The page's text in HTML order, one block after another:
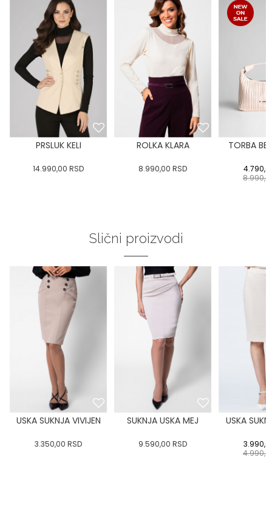
PRSLUK KELI
14.990,00 RSD
ROLKA KLARA
8.990,00 RSD
TORBA
Slični proizvodi
USKA SUKNJA VIVIJEN
3.350,00 RSD
SUKNJA USKA MEJ
9.590,00 RSD
USKA